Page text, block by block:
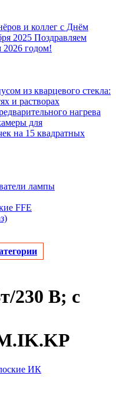
и коллег с Днём
2025 Поздравляем
2026 годом!
из кварцевого стекла:
и растворах
нагрева
для
на 15 квадратных
лампы
FFE
230 В; с